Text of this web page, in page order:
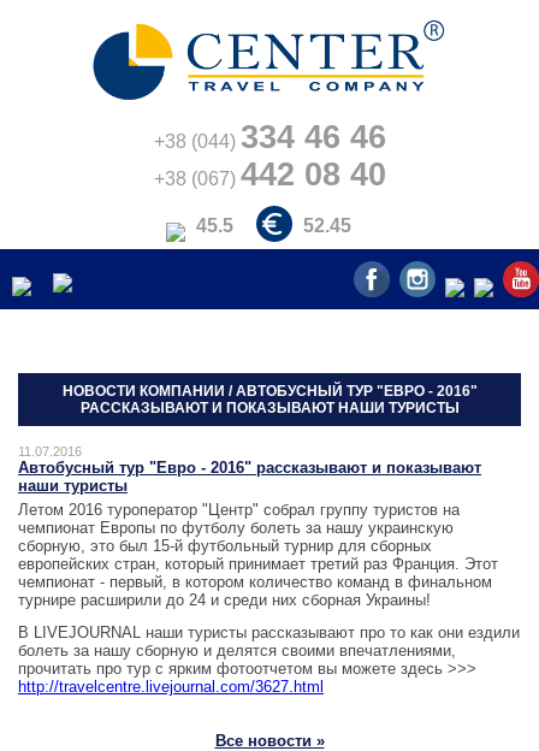
+38 (044) 334 46 46
+38 (067) 442 08 40
45.5 52.45
НОВОСТИ КОМПАНИИ / АВТОБУСНЫЙ ТУР "ЕВРО - 2016"
РАССКАЗЫВАЮТ И ПОКАЗЫВАЮТ НАШИ ТУРИСТЫ
11.07.2016
Автобусный тур "Евро - 2016" рассказывают и показывают
наши туристы
Летом 2016 туроператор "Центр" собрал группу туристов на
чемпионат Европы по футболу болеть за нашу украинскую
сборную, это был 15-й футбольный турнир для сборных
европейских стран, который принимает третий раз Франция. Этот
чемпионат - первый, в котором количество команд в финальном
турнире расширили до 24 и среди них сборная Украины!
В LIVEJOURNAL наши туристы рассказывают про то как они ездили
болеть за нашу сборную и делятся своими впечатлениями,
прочитать про тур с ярким фотоотчетом вы можете здесь >>>
http://travelcentre.livejournal.com/3627.html
Все новости »